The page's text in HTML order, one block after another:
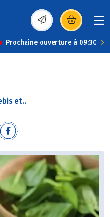
(s’ouvre dans une
Prochaine ouverture à 09:30
et...